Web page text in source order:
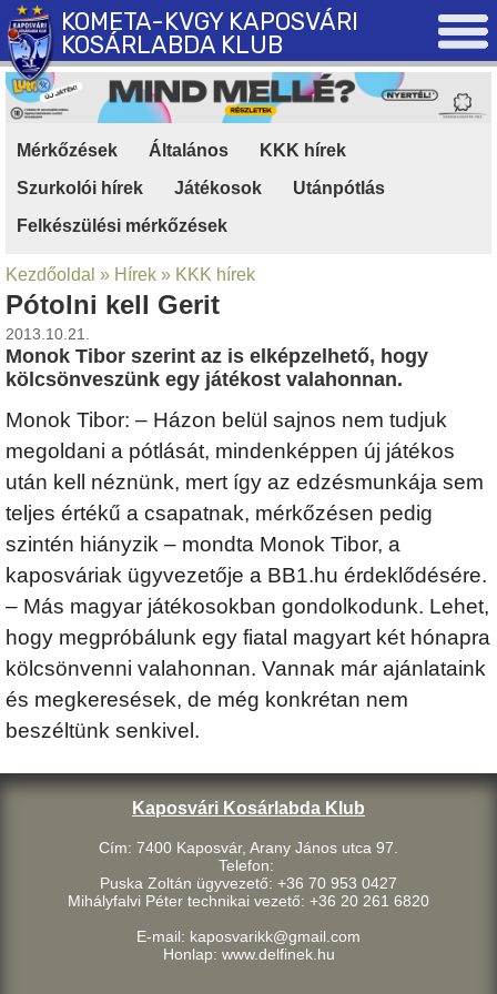
KOMETA-KVGY KAPOSVÁRI
KOSÁRLABDA KLUB
Mérkőzések Általános KKK hírek
Szurkolói hírek
Játékosok Utánpótlás
Felkészülési mérkőzések
Kezdőoldal » Hírek » KKK hírek
Pótolni kell Gerit
2013.10.21.
Monok Tibor szerint az is elképzelhető, hogy
kölcsönveszünk egy játékost valahonnan.
Monok Tibor: – Házon belül sajnos nem tudjuk
megoldani a pótlását, mindenképpen új játékos
után kell néznünk, mert így az edzésmunkája sem
teljes értékű a csapatnak, mérkőzésen pedig
szintén hiányzik – mondta Monok Tibor, a
kaposváriak ügyvezetője a BB1.hu érdeklődésére.
– Más magyar játékosokban gondolkodunk. Lehet,
hogy megpróbálunk egy fiatal magyart két hónapra
kölcsönvenni valahonnan. Vannak már ajánlataink
és megkeresések, de még konkrétan nem
beszéltünk senkivel.
Kaposvári Kosárlabda Klub
Cím: 7400 Kaposvár, Arany János utca 97.
Telefon:
Puska Zoltán ügyvezető: +36 70 953 0427
Mihályfalvi Péter technikai vezető: +36 20 261 6820
E-mail: kaposvarikk@gmail.com
Honlap: www.delfinek.hu